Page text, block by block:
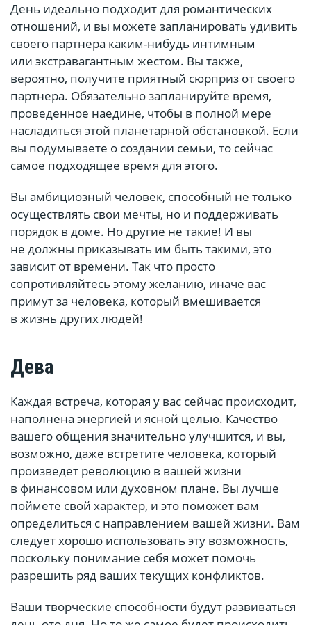
День идеально подходит для романтических
отношений, и вы можете запланировать удивить
своего партнера каким-нибудь интимным
или экстравагантным жестом. Вы также,
вероятно, получите приятный сюрприз от своего
партнера. Обязательно запланируйте время,
проведенное наедине, чтобы в полной мере
насладиться этой планетарной обстановкой. Если
вы подумываете о создании семьи, то сейчас
самое подходящее время для этого.
Вы амбициозный человек, способный не только
осуществлять свои мечты, но и поддерживать
порядок в доме. Но другие не такие! И вы
не должны приказывать им быть такими, это
зависит от времени. Так что просто
сопротивляйтесь этому желанию, иначе вас
примут за человека, который вмешивается
в жизнь других людей!ﾠﾠ
Дева
Каждая встреча, которая у вас сейчас происходит,
наполнена энергией и ясной целью. Качество
вашего общения значительно улучшится, и вы,
возможно, даже встретите человека, который
произведет революцию в вашей жизни
в финансовом или духовном плане. Вы лучше
поймете свой характер, и это поможет вам
определиться с направлением вашей жизни. Вам
следует хорошо использовать эту возможность,
поскольку понимание себя может помочь
разрешить ряд ваших текущих конфликтов.
Ваши творческие способности будут развиваться